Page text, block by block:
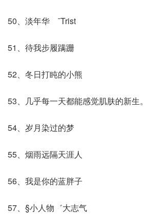
50、淡年华 ˉTrist
51、待我步履蹒跚
52、冬日打盹的小熊
53、几乎每一天都能感觉肌肤的新生。
54、岁月染过的梦
55、烟雨远隔天涯人
56、我是你的蓝胖子
57、§小人物゛大志气